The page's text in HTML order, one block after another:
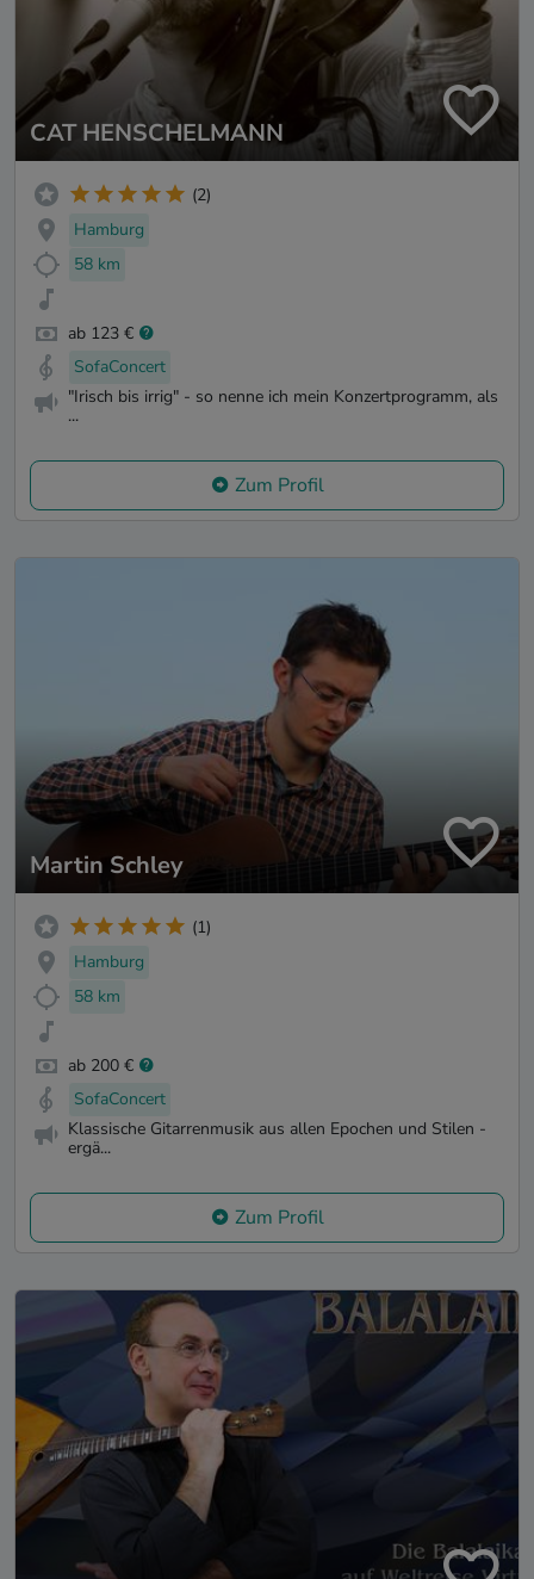
CAT HENSCHELMANN
(2)
Hamburg
58 km
ab 123 €
SofaConcert
"Irisch bis irrig" - so nenne ich mein Konzertprogramm, als
...
Zum Profil
Martin Schley
(1)
Hamburg
58 km
ab 200 €
SofaConcert
Klassische Gitarrenmusik aus allen Epochen und Stilen -
ergä...
Zum Profil